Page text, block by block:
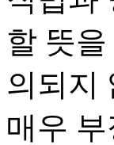
할 뜻
의되지
매우